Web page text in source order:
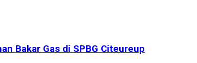
Bakar Gas di SPBG Citeureup